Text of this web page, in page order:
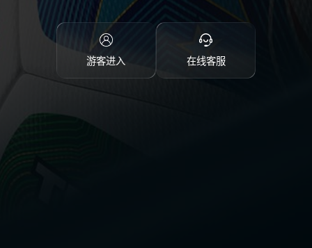
游客进入 在线客服